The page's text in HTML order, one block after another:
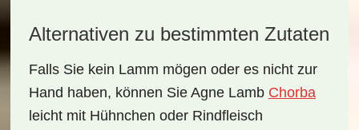
Alternativen zu bestimmten Zutaten
Falls Sie kein Lamm mögen oder es nicht zur
Hand haben, können Sie Agne Lamb Chorba
leicht mit Hühnchen oder Rindfleisch